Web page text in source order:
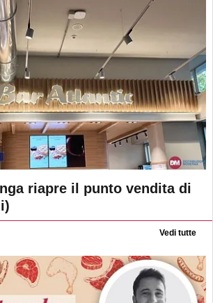
riapre il punto vendita di
Vedi tutte